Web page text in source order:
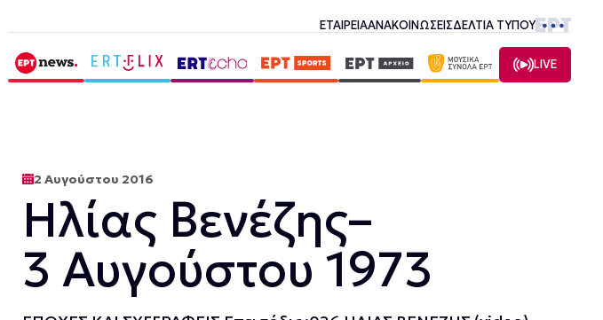
ΕΤΑΙΡΕΙΑΑΝΑΚΟΙΝΩΣΕΙΣΔΕΛΤΙΑ ΤΥΠΟΥ
LIVE
Ηλίας Βενέζης–
3 Αυγούστου 1973
2 Αυγούστου 2016